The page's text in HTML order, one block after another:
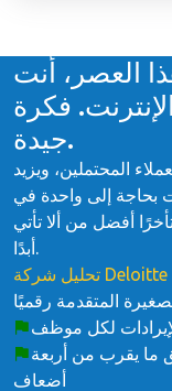
العصر، أنت
فكرة
جيدة.
المحتملين، ويزيد
بحاجة إلى واحدة في
أفضل من ألا تأتي
أبدًا.
تحليل شركة Deloitte في الشركات الصغيرة المتصلة في الولايات
لكل موظف
ما يقرب من أربعة
أضعاف